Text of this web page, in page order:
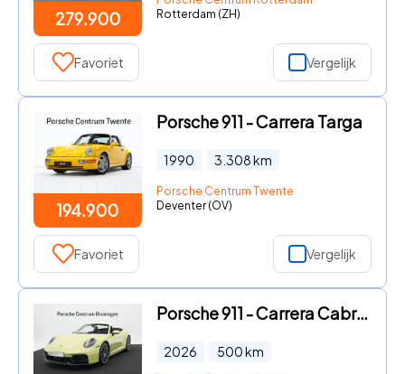
279.900
Rotterdam (ZH)
Favoriet Vergelijk
194.900
Porsche 911 - Carrera Targa
1990 3.308km
Porsche Centrum Twente
Deventer (OV)
Favoriet Vergelijk
Porsche 911 - Carrera Cabriolet
2026 500km